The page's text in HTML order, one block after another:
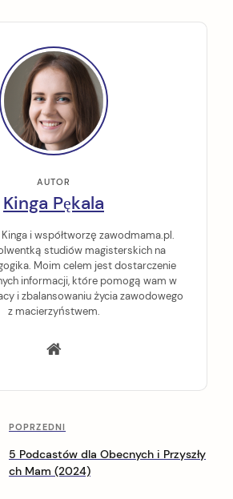
AUTOR
Kinga Pękala
i współtworzę zawodmama.pl.
studiów magisterskich na
Moim celem jest dostarczenie
informacji, które pomogą wam w
i zbalansowaniu życia zawodowego
z macierzyństwem.
P
p
r
POPRZEDNI
5 Podcastów dla Obecnych i Przyszły
ch Mam (2024)